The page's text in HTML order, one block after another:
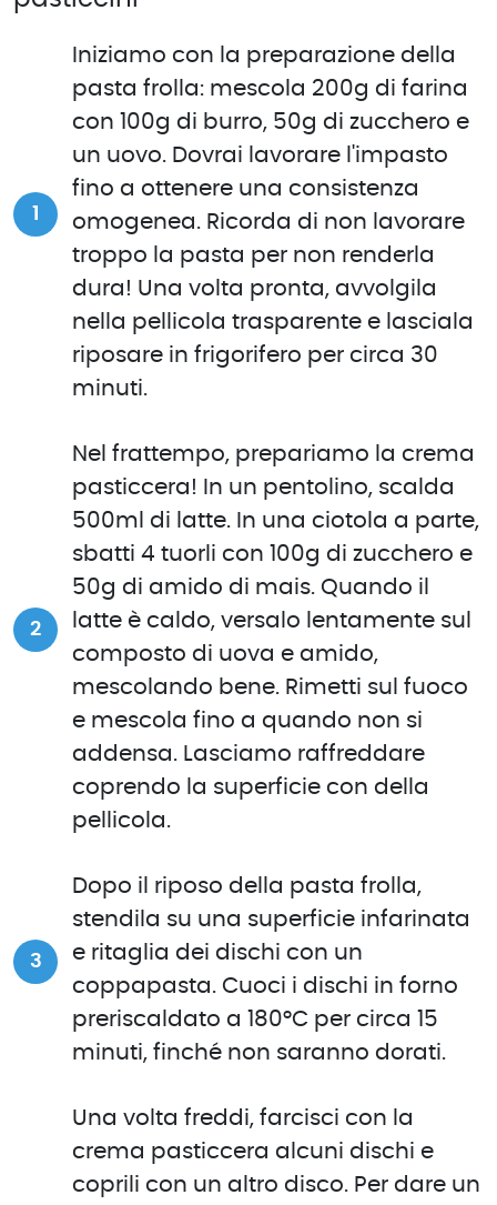
Iniziamo con la preparazione della
pasta frolla: mescola 200g di farina
con 100g di burro, 50g di zucchero e
un uovo. Dovrai lavorare l'impasto
fino a ottenere una consistenza
omogenea. Ricorda di non lavorare
troppo la pasta per non renderla
dura! Una volta pronta, avvolgila
nella pellicola trasparente e lasciala
riposare in frigorifero per circa 30
minuti.
Nel frattempo, prepariamo la crema
pasticcera! In un pentolino, scalda
500ml di latte. In una ciotola a parte,
sbatti 4 tuorli con 100g di zucchero e
50g di amido di mais. Quando il
latte è caldo, versalo lentamente sul
composto di uova e amido,
mescolando bene. Rimetti sul fuoco
e mescola fino a quando non si
addensa. Lasciamo raffreddare
coprendo la superficie con della
pellicola.
Dopo il riposo della pasta frolla,
stendila su una superficie infarinata
e ritaglia dei dischi con un
coppapasta. Cuoci i dischi in forno
preriscaldato a 180°C per circa 15
minuti, finché non saranno dorati.
Una volta freddi, farcisci con la
crema pasticcera alcuni dischi e
coprili con un altro disco. Per dare un